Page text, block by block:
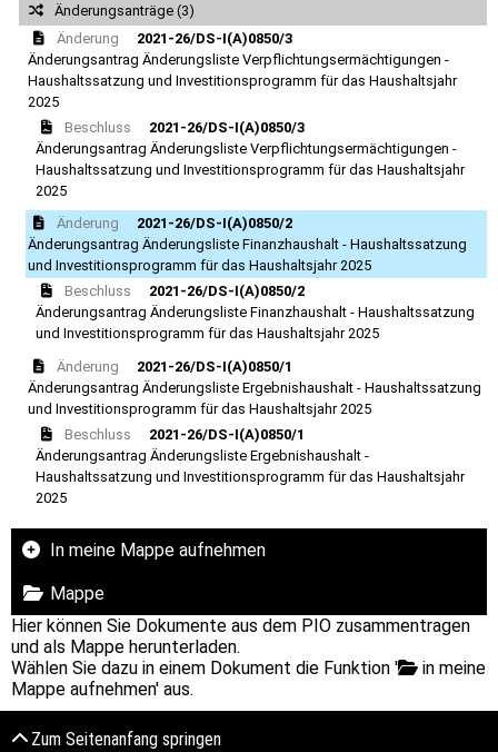
Änderungsanträge (3)
Änderung
2021-26/DS-I(A)0850/3
Änderungsantrag Änderungsliste Verpflichtungsermächtigungen -
Haushaltssatzung und Investitionsprogramm für das Haushaltsjahr
2025
Beschluss
2021-26/DS-I(A)0850/3
Änderungsantrag Änderungsliste Verpflichtungsermächtigungen -
Haushaltssatzung und Investitionsprogramm für das Haushaltsjahr
2025
Änderung
2021-26/DS-I(A)0850/2
Änderungsantrag Änderungsliste Finanzhaushalt - Haushaltssatzung
und Investitionsprogramm für das Haushaltsjahr 2025
Beschluss
2021-26/DS-I(A)0850/2
Änderungsantrag Änderungsliste Finanzhaushalt - Haushaltssatzung
und Investitionsprogramm für das Haushaltsjahr 2025
Änderung
2021-26/DS-I(A)0850/1
Änderungsantrag Änderungsliste Ergebnishaushalt - Haushaltssatzung
und Investitionsprogramm für das Haushaltsjahr 2025
Beschluss
2021-26/DS-I(A)0850/1
Änderungsantrag Änderungsliste Ergebnishaushalt -
Haushaltssatzung und Investitionsprogramm für das Haushaltsjahr
2025
In meine Mappe aufnehmen
Mappe
Hier können Sie Dokumente aus dem PIO zusammentragen
und als Mappe herunterladen.
Wählen Sie dazu in einem Dokument die Funktion '
in meine
Mappe aufnehmen' aus.
Zum Seitenanfang springen